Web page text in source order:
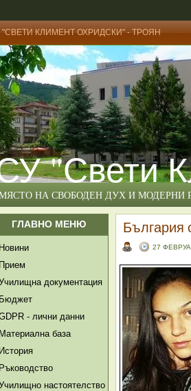
"СВЕТИ КЛИМЕНТ ОХРИДСКИ" - ТРОЯН
"Свети
НА СВОБОДЕН ДУХ И МОДЕРНИ
ГЛАВНО МЕНЮ
Новини
Прием
документация
Бюджет
- лични данни
Материална база
История
Ръководство
настоятелство
България
27